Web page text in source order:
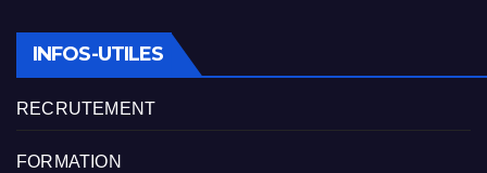
INFOS-UTILES
RECRUTEMENT
FORMATION